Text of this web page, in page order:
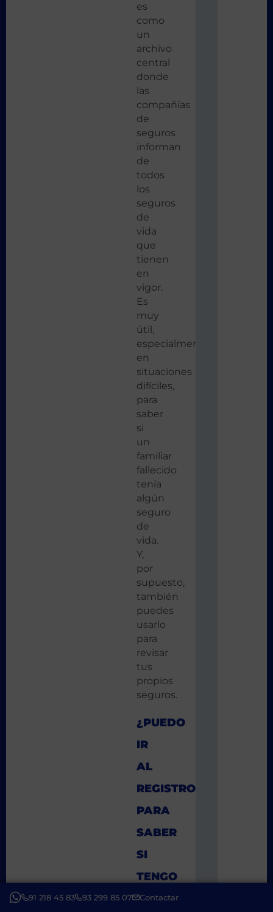
es
como
un
archivo
central
donde
las
compañías
de
seguros
informan
de
todos
los
seguros
de
vida
que
tienen
en
vigor.
Es
muy
útil,
especialmente
en
situaciones
difíciles,
para
saber
si
un
familiar
fallecido
tenía
algún
seguro
de
vida.
Y,
por
supuesto,
también
puedes
usarlo
para
revisar
tus
propios
seguros.
¿PUEDO
IR
AL
REGISTRO
PARA
SABER
SI
TENGO
UN
91 218 45 83 93 299 85 07 Contactar